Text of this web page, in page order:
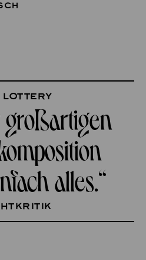
Lottery
großartigen
alles.“